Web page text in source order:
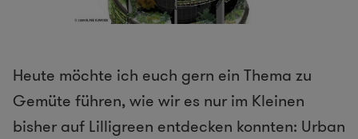
Heute möchte ich euch gern ein Thema zu
Gemüte führen, wie wir es nur im Kleinen
bisher auf Lilligreen entdecken konnten: Urban